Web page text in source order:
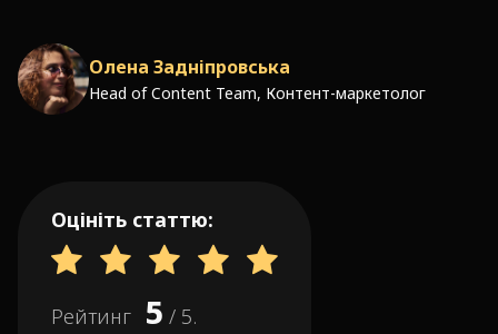
Олена Задніпровська
Head of Content Team, Контент-маркетолог
Оцініть статтю:
Рейтинг 5 / 5.